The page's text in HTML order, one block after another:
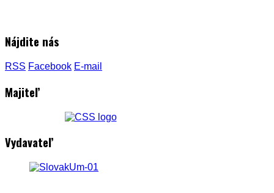
Nájdite nás
RSS Facebook E-mail
Majiteľ
Vydavateľ